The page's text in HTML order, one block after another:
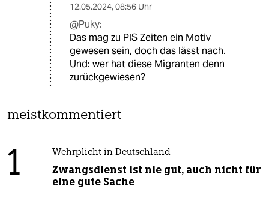
12.05.2024, 08:56 Uhr
@Puky:
Das mag zu PIS Zeiten ein Motiv
gewesen sein, doch das lässt nach.
Und: wer hat diese Migranten denn
zurückgewiesen?
meistkommentiert
1 Wehrplicht in Deutschland
Zwangsdienst ist nie gut, auch nicht für
eine gute Sache